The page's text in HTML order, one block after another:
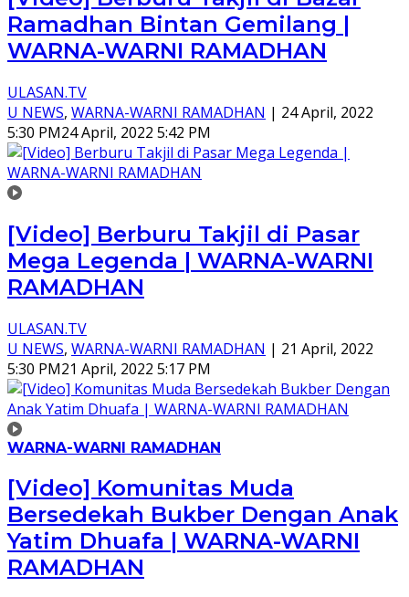
Ramadhan Bintan Gemilang |
WARNA-WARNI RAMADHAN
ULASAN.TV
U NEWS, WARNA-WARNI RAMADHAN | 24 April, 2022
5:30 PM24 April, 2022 5:42 PM
[Video] Berburu Takjil di Pasar
Mega Legenda | WARNA-WARNI
RAMADHAN
ULASAN.TV
U NEWS, WARNA-WARNI RAMADHAN | 21 April, 2022
5:30 PM21 April, 2022 5:17 PM
WARNA-WARNI RAMADHAN
[Video] Komunitas Muda
Bersedekah Bukber Dengan Anak
Yatim Dhuafa | WARNA-WARNI
RAMADHAN